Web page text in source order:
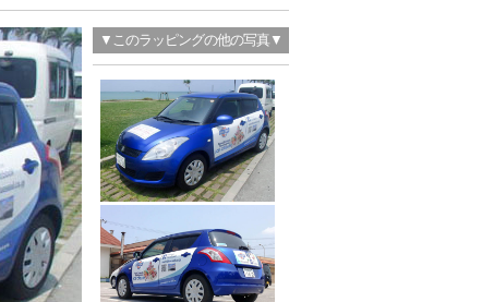
▼このラッピングの他の写真▼